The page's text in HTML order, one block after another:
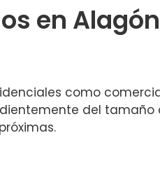
en
como
del tamaño